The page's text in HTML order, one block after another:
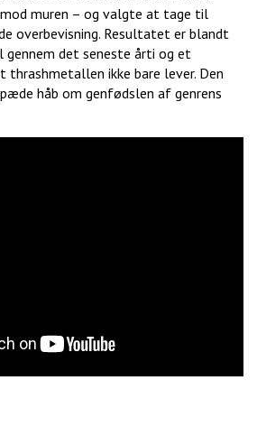
muren – og valgte at tage til
overbevisning. Resultatet er blandt
gennem det seneste årti og et
thrashmetallen ikke bare lever. Den
håb om genfødslen af genrens